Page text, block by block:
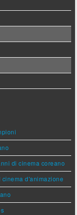
di cinema coreano
d'animazione